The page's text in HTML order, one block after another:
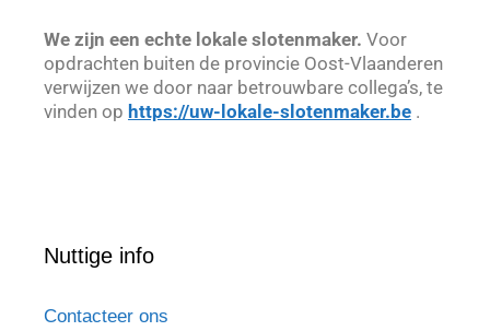
We zijn een echte lokale slotenmaker. Voor
opdrachten buiten de provincie Oost-Vlaanderen
verwijzen we door naar betrouwbare collega’s, te
vinden op https://uw-lokale-slotenmaker.be .
Nuttige info
Contacteer ons